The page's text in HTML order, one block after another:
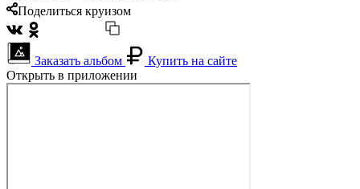
Поделиться круизом
Заказать альбом
Купить на сайте
Открыть в приложении